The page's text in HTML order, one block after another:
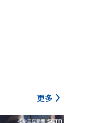
更多